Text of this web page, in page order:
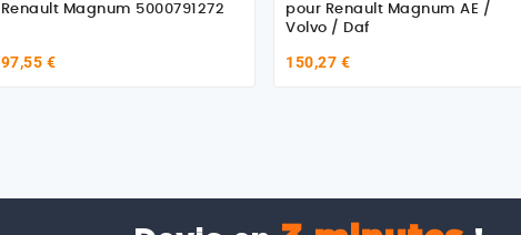
Renault Magnum 5000791272
97,55 €
pour Renault Magnum AE /
Volvo / Daf
150,27 €